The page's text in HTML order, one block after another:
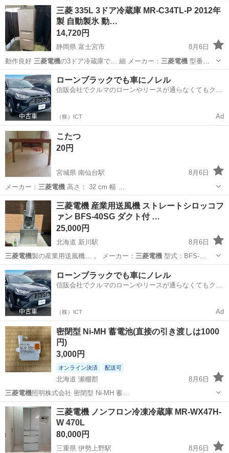
東京 台東区 キッチン家電
三菱 335L 3ドア冷蔵庫 MR-C34TL-P 2012年
製 自動製氷 動…
14,720円
静岡県 富士宮市
8月6日
動作良好 三菱電機の3ドア冷蔵庫で… 細 メーカー： 三菱電機型番：
MR-…
静岡 富士宮市 その他
ローンブラックでも車にノレル
信販会社でクルマのローンやリースが通らなくてもクル
（株）ICT Ad
こたつ
20円
宮城県 南仙台駅
8月6日
メーカー： 三菱電機
宮城 仙台市 南仙台駅 季節、空調家電 三菱電機
三菱電機 産業用送風機 ストレートシロッコフ
ァン BFS-40SG ダクト付 …
25,000円
北海道 新川駅
8月6日
三菱電機
製の産業用送風機… 。 メーカー： 三菱電機型式：BFS-…
北海道 札幌市 新川駅 その他
ローンブラックでも車にノレル
信販会社でクルマのローンやリースが通らなくてもクル
（株）ICT Ad
密閉型 Ni-MH 蓄電池(直接の引き渡しは1000
円)
3,000円
オンライン決済 配送可
北海道 瀬棚郡
8月6日
三菱電機照明株式会社 密閉型 Ni-MH 蓄…
北海道 瀬棚郡 生活家電 蓄電池
三菱電機 ノンフロン冷凍冷蔵庫 MR-WX47H-
W 470L
80,000円
三重県 伊勢上野駅 8月6日